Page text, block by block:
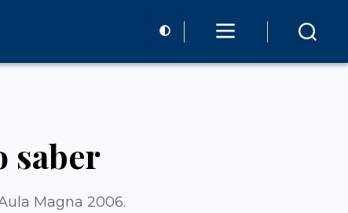
saber
Magna 2006.